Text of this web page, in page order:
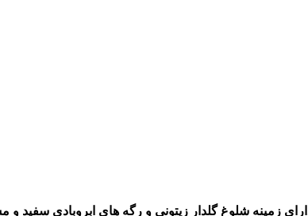
زمینه شلوغ گلدار زیتونی و رگه های ابروبادی سفید